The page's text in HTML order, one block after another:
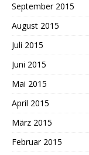
September 2015
August 2015
Juli 2015
Juni 2015
Mai 2015
April 2015
März 2015
Februar 2015